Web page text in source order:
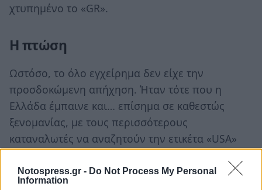
Notospress.gr - Do Not Process My Personal
Information
χτυπημένο το «GR».
Η πτώση
Ωστόσο, το όλο εγχείρημα δεν είχε την
προσδοκώμενη απήχηση. Ήταν τότε που η
Ελλάδα έμπαινε και… επίσημα σε καθεστώς
ξενομανίας, με τους περισσότερους
καταναλωτές να αναζητούν την ετικέτα «USA»
Έτσι τη δεκαετία του ’90 τα πράγματα για τη